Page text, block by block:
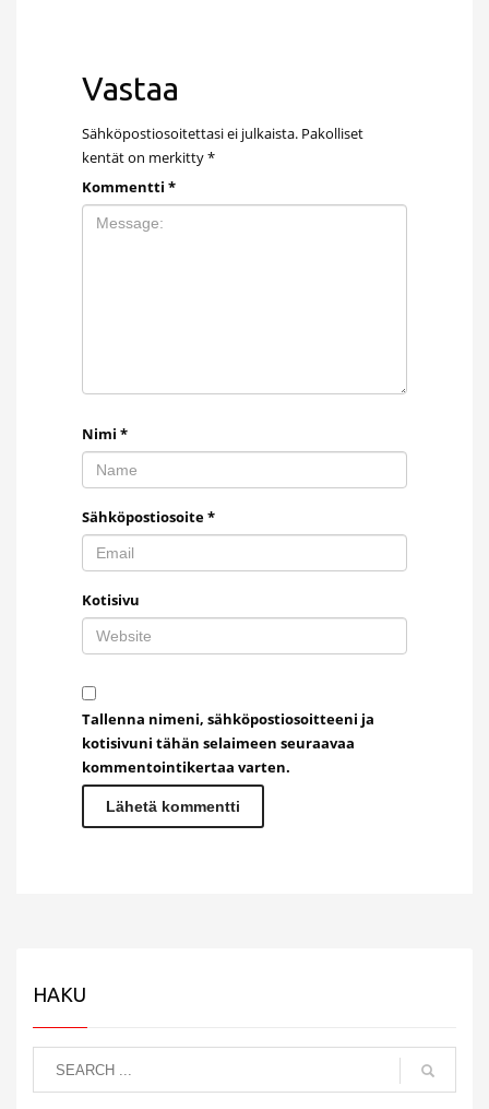
Vastaa
Sähköpostiosoitettasi ei julkaista. Pakolliset
kentät on merkitty*
Kommentti *
Nimi *
Sähköpostiosoite*
Kotisivu
Tallenna nimeni, sähköpostiosoitteeni ja
kotisivuni tähän selaimeen seuraavaa
kommentointikertaa varten.
HAKU